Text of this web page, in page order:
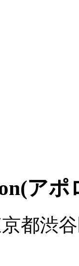
アポ
都渋